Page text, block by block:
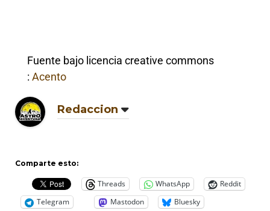
Fuente bajo licencia creative commons
: Acento
Redaccion
Comparte esto:
Threads WhatsApp
Reddit
Telegram
Mastodon Bluesky